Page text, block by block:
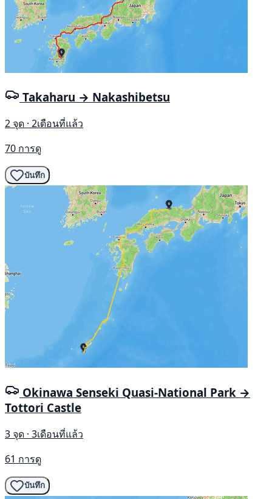
Takaharu → Nakashibetsu
2 จุด · 2เดือนที่แล้ว
70 การดู
บันทึก
Okinawa Senseki Quasi-National Park →
Tottori Castle
3 จุด · 3เดือนที่แล้ว
61 การดู
บันทึก